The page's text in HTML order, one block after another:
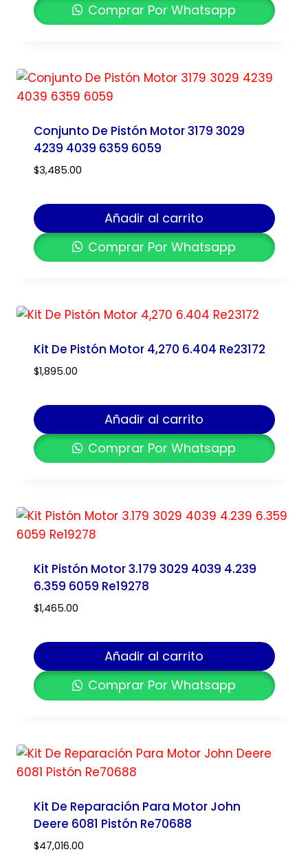
Comprar Por Whatsapp
Conjunto De Pistón Motor 3179 3029
4239 4039 6359 6059
$3,485.00
Añadir al carrito
Comprar Por Whatsapp
Kit De Pistón Motor 4,270 6.404 Re23172
$1,895.00
Añadir al carrito
Comprar Por Whatsapp
Kit Pistón Motor 3.179 3029 4039 4.239
6.359 6059 Re19278
$1,465.00
Añadir al carrito
Comprar Por Whatsapp
Kit De Reparación Para Motor John
Deere 6081 Pistón Re70688
$47,016.00